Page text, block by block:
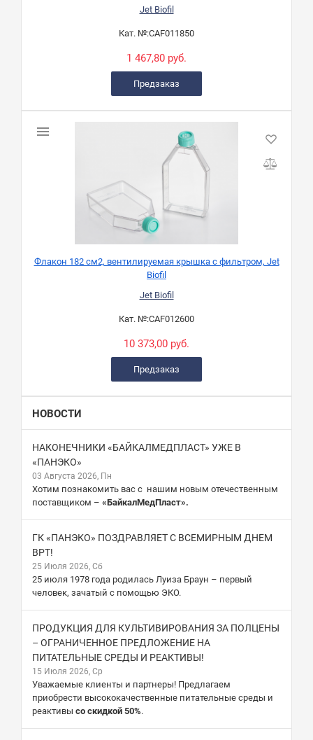
Jet Biofil
Кат. №:CAF011850
1 467,80 руб.
Предзаказ
Флакон 182 см2, вентилируемая крышка с фильтром, Jet
Biofil
Jet Biofil
Кат. №:CAF012600
10 373,00 руб.
Предзаказ
НОВОСТИ
НАКОНЕЧНИКИ «БАЙКАЛМЕДПЛАСТ» УЖЕ В
«ПАНЭКО»
03 Августа 2026, Пн
Хотим познакомить вас с нашим новым отечественным
поставщиком – «БайкалМедПласт».
ГК «ПАНЭКО» ПОЗДРАВЛЯЕТ С ВСЕМИРНЫМ ДНЕМ
ВРТ!
25 Июля 2026, Сб
25 июля 1978 года родилась Луиза Браун – первый
человек, зачатый с помощью ЭКО.
ПРОДУКЦИЯ ДЛЯ КУЛЬТИВИРОВАНИЯ ЗА ПОЛЦЕНЫ
– ОГРАНИЧЕННОЕ ПРЕДЛОЖЕНИЕ НА
ПИТАТЕЛЬНЫЕ СРЕДЫ И РЕАКТИВЫ!
15 Июля 2026, Ср
Уважаемые клиенты и партнеры! Предлагаем
приобрести высококачественные питательные среды и
реактивы со скидкой 50%.